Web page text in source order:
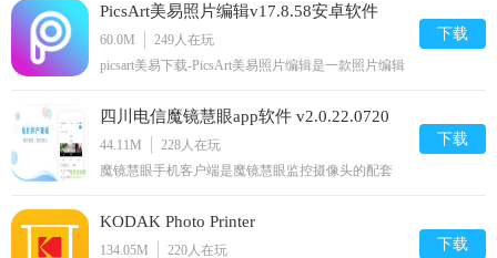
PicsArt美易照片编辑v17.8.58安卓软件
60.0M 249人在玩
picsart美易下载-PicsArt美易照片编辑是一款照片编辑
的朋友来说不错，您可以免费下载安卓手机PicsArt美
易照片编辑。
下载
四川电信魔镜慧眼app软件 v2.0.22.0720
官方安卓版
44.11M 228人在玩
魔镜慧眼手机客户端是魔镜慧眼监控摄像头的配套
全状况，软件适用于农场监控，家人安全监控等多处
应用场景，异常状况自动报警系统让您无需盯守，手
下载
KODAK Photo Printer
134.05M 220人在玩 下载